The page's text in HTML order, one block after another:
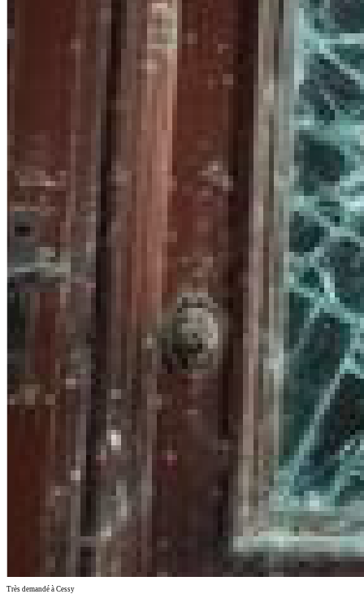
Très demandé à Cessy